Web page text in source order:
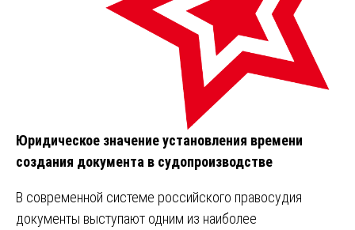
Юридическое значение установления времени
создания документа в судопроизводстве
В современной системе российского правосудия
документы выступают одним из наиболее